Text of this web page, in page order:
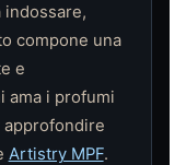
indossare,
compone una
e
ama i profumi
Artistry MPF.